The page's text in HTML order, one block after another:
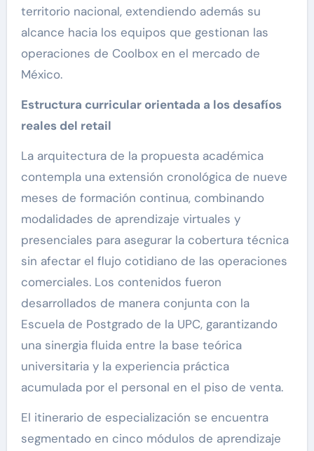
territorio nacional, extendiendo además su
alcance hacia los equipos que gestionan las
operaciones de Coolbox en el mercado de
México.
Estructura curricular orientada a los desafíos
reales del retail
La arquitectura de la propuesta académica
contempla una extensión cronológica de nueve
meses de formación continua, combinando
modalidades de aprendizaje virtuales y
presenciales para asegurar la cobertura técnica
sin afectar el flujo cotidiano de las operaciones
comerciales. Los contenidos fueron
desarrollados de manera conjunta con la
Escuela de Postgrado de la UPC, garantizando
una sinergia fluida entre la base teórica
universitaria y la experiencia práctica
acumulada por el personal en el piso de venta.
El itinerario de especialización se encuentra
segmentado en cinco módulos de aprendizaje